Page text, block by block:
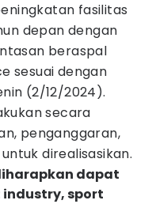
fasilitas
depan dengan
beraspal
sesuai dengan
(2/12/2024).
secara
penganggaran,
direalisasikan.
dapat
sport